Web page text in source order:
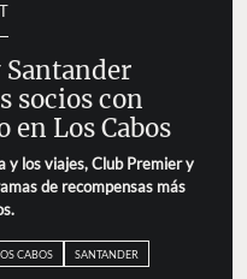
socios con
en Los Cabos
y los viajes, Club Premier y
de recompensas más
CABOS SANTANDER